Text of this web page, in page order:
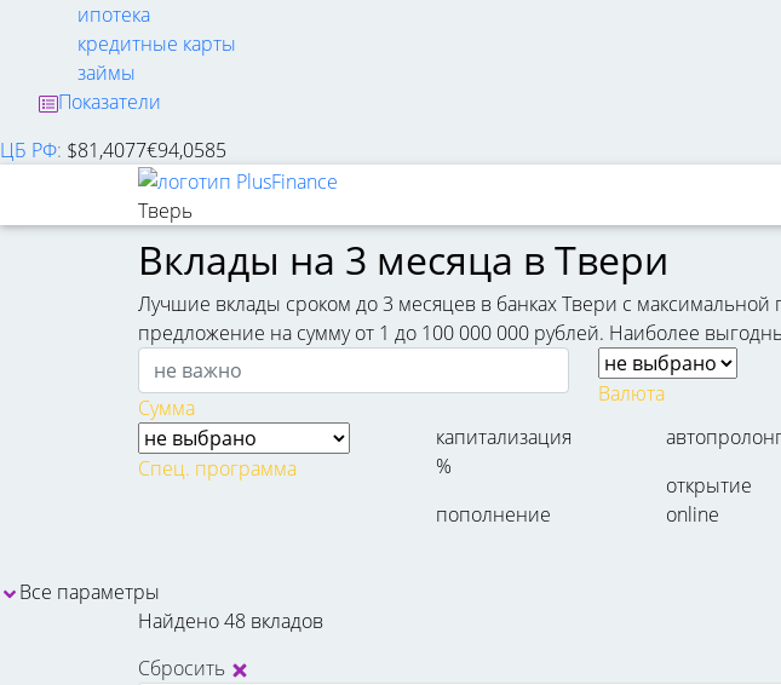
ипотека
кредитные карты
займы
Показатели
ЦБ РФ: $81,4077€94,0585
Тверь
Вклады на 3 месяца в Твери
Лучшие вклады сроком до 3 месяцев в банках Твери с максимальной
предложение на сумму от 1 до 100 000 000 рублей. Наиболее
Сумма
Валюта
Спец. программа
капитализация
%
пополнение
открытие
online
Все параметры
Найдено 48 вкладов
Сбросить